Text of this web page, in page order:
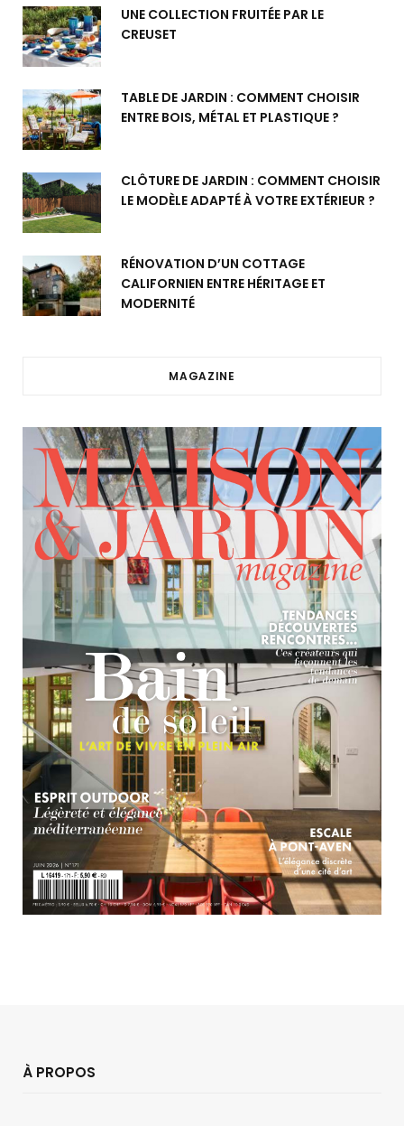
UNE COLLECTION FRUITÉE PAR LE
CREUSET
TABLE DE JARDIN : COMMENT CHOISIR
ENTRE BOIS, MÉTAL ET PLASTIQUE ?
CLÔTURE DE JARDIN : COMMENT CHOISIR
LE MODÈLE ADAPTÉ À VOTRE EXTÉRIEUR ?
RÉNOVATION D’UN COTTAGE
CALIFORNIEN ENTRE HÉRITAGE ET
MODERNITÉ
MAGAZINE
À PROPOS